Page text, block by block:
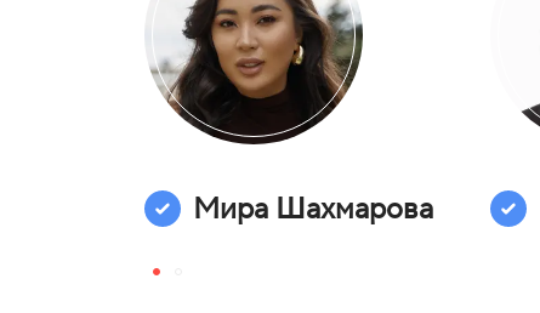
Мира Шахмарова